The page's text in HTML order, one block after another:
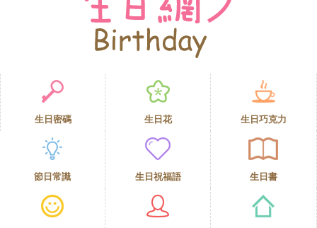
生日密碼 生日花 生日巧克力
節日常識 生日祝福語 生日書